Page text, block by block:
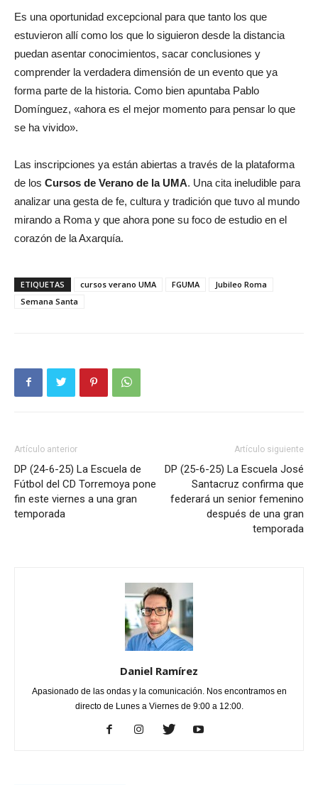
Es una oportunidad excepcional para que tanto los que
estuvieron allí como los que lo siguieron desde la distancia
puedan asentar conocimientos, sacar conclusiones y
comprender la verdadera dimensión de un evento que ya
forma parte de la historia. Como bien apuntaba Pablo
Domínguez, «ahora es el mejor momento para pensar lo que
se ha vivido».
Las inscripciones ya están abiertas a través de la plataforma
de los Cursos de Verano de la UMA. Una cita ineludible para
analizar una gesta de fe, cultura y tradición que tuvo al mundo
mirando a Roma y que ahora pone su foco de estudio en el
corazón de la Axarquía.
ETIQUETAS cursos verano UMA FGUMA
Jubileo Roma
Semana Santa
Artículo anterior
DP (24-6-25) La Escuela de
Fútbol del CD Torremoya pone
fin este viernes a una gran
temporada
Artículo siguiente
DP (25-6-25) La Escuela José
Santacruz confirma que
federará un senior femenino
después de una gran
temporada
Daniel Ramírez
Apasionado de las ondas y la comunicación. Nos encontramos en
directo de Lunes a Viernes de 9:00 a 12:00.